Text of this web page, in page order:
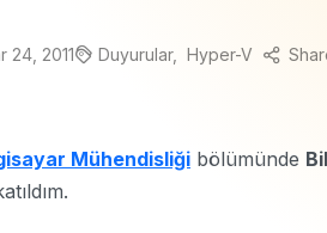
24, 2011 Duyurular Hyper-V
Mühendisliği bölümünde